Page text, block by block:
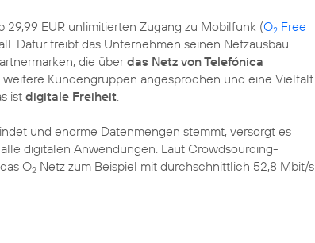
EUR unlimitierten Zugang zu Mobilfunk (O2 Free
Dafür treibt das Unternehmen seinen Netzausbau
die überdas Netz von Telefónica
Kundengruppen angesprochen und eine Vielfalt
ist digitale Freiheit.
und enorme Datenmengen stemmt, versorgt es
digitalen Anwendungen. Laut Crowdsourcing-
O2 Netz zum Beispiel mit durchschnittlich 52,8 Mbit/s